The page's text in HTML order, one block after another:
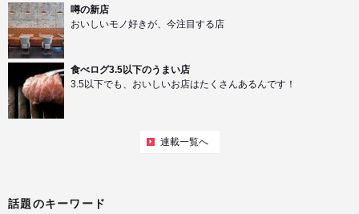
噂の新店
おいしいモノ好きが、今注目する店
食べログ3.5以下のうまい店
3.5以下でも、おいしいお店はたくさんあるんです！
連載一覧へ
話題のキーワード